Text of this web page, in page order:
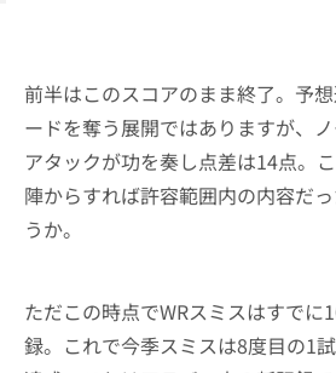
前半はこのスコアのまま終了。予
ードを奪う展開ではありますが、
アタックが功を奏し点差は14点。
陣からすれば許容範囲内の内容だ
うか。
ただこの時点でWRスミスはすでに
録。これで今季スミスは8度目の1